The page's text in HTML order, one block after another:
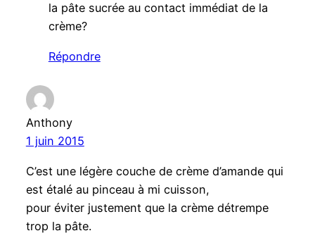
la pâte sucrée au contact immédiat de la
crème?
Répondre
Anthony
1 juin 2015
C’est une légère couche de crème d’amande qui
est étalé au pinceau à mi cuisson,
pour éviter justement que la crème détrempe
trop la pâte.